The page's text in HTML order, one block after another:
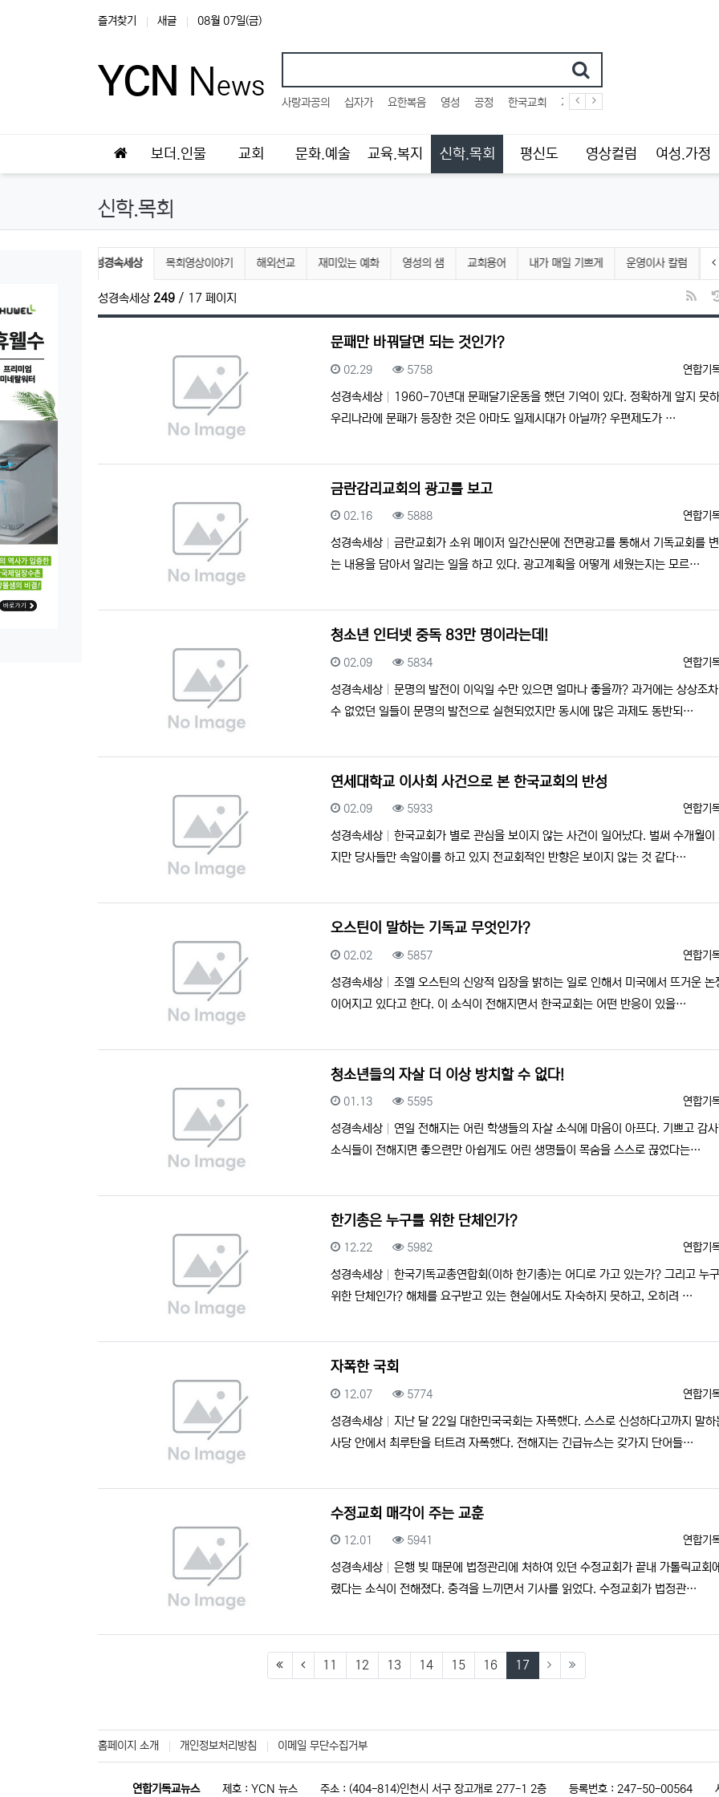
즐겨찾기 새글 08월 07일(금)
YCN N ews
인기검색어
사랑과공의 십자가 요한복음 영성 공정 한국교회 개한민국
보더.인물 교회 문화.예술 교육.복지 신학.목회 평신도 영상컬럼 여성.가정
홈으로
신학.목회
신학.목회 분류 목록
현재 분류
성경속세상 목회영상이야기 해외선교 재미있는 예화 영성의 샘 교회용어 내가 매일 기쁘게 운영이사 칼럼
성경속세상 249 / 17 페이지
문패만 바꿔달면 되는 것인가?
등록자
연합기
등록일
02.29 조회
5758
성경속세상
1960-70년대 문패달기운동을 했던 기억이 있다. 정확하게 알지 못
우리나라에 문패가 등장한 것은 아마도 일제시대가 아닐까? 우편제도가 …
금란감리교회의 광고를 보고
등록자
연합기
등록일
02.16 조회
5888
성경속세상
금란교회가 소위 메이저 일간신문에 전면광고를 통해서 기독교회를
는 내용을 담아서 알리는 일을 하고 있다. 광고계획을 어떻게 세웠는지는 모르…
청소년 인터넷 중독 83만 명이라는데!
등록자
연합기
등록일
02.09 조회
5834
성경속세상
문명의 발전이 이익일 수만 있으면 얼마나 좋을까? 과거에는 상상조
수 없었던 일들이 문명의 발전으로 실현되었지만 동시에 많은 과제도 동반되…
연세대학교 이사회 사건으로 본 한국교회의 반성
등록자
연합기
등록일
02.09 조회
5933
성경속세상
한국교회가 별로 관심을 보이지 않는 사건이 일어났다. 벌써 수개월이
지만 당사들만 속알이를 하고 있지 전교회적인 반향은 보이지 않는 것 같다…
오스틴이 말하는 기독교 무엇인가?
등록자
연합기
등록일
02.02 조회
5857
성경속세상
조엘 오스틴의 신앙적 입장을 밝히는 일로 인해서 미국에서 뜨거운 논
이어지고 있다고 한다. 이 소식이 전해지면서 한국교회는 어떤 반응이 있을…
청소년들의 자살 더 이상 방치할 수 없다!
등록자
연합기
등록일
01.13 조회
5595
성경속세상
연일 전해지는 어린 학생들의 자살 소식에 마음이 아프다. 기쁘고 감
소식들이 전해지면 좋으련만 아쉽게도 어린 생명들이 목숨을 스스로 끊었다는…
한기총은 누구를 위한 단체인가?
등록자
연합기
등록일
12.22 조회
5982
성경속세상
한국기독교총연합회(이하 한기총)는 어디로 가고 있는가? 그리고 누
위한 단체인가? 해체를 요구받고 있는 현실에서도 자숙하지 못하고, 오히려 …
자폭한 국회
등록자
연합기
등록일
12.07 조회
5774
성경속세상
지난 달 22일 대한민국국회는 자폭했다. 스스로 신성하다고까지 말하
사당 안에서 최루탄을 터트려 자폭했다. 전해지는 긴급뉴스는 갖가지 단어들…
수정교회 매각이 주는 교훈
등록자
연합기
등록일
12.01 조회
5941
성경속세상
은행 빚 때문에 법정관리에 처하여 있던 수정교회가 끝내 가톨릭교회
렸다는 소식이 전해졌다. 충격을 느끼면서 기사를 읽었다. 수정교회가 법정관…
(first)(previous)
11 12 13 14 15 16 17 (current)
홈페이지 소개 개인정보처리방침 이메일 무단수집거부
연합기독교뉴스 제호 : YCN 뉴스 주소 : (404-814)인천시 서구 장고개로 277-1 2층 등록번호 : 247-50-00564